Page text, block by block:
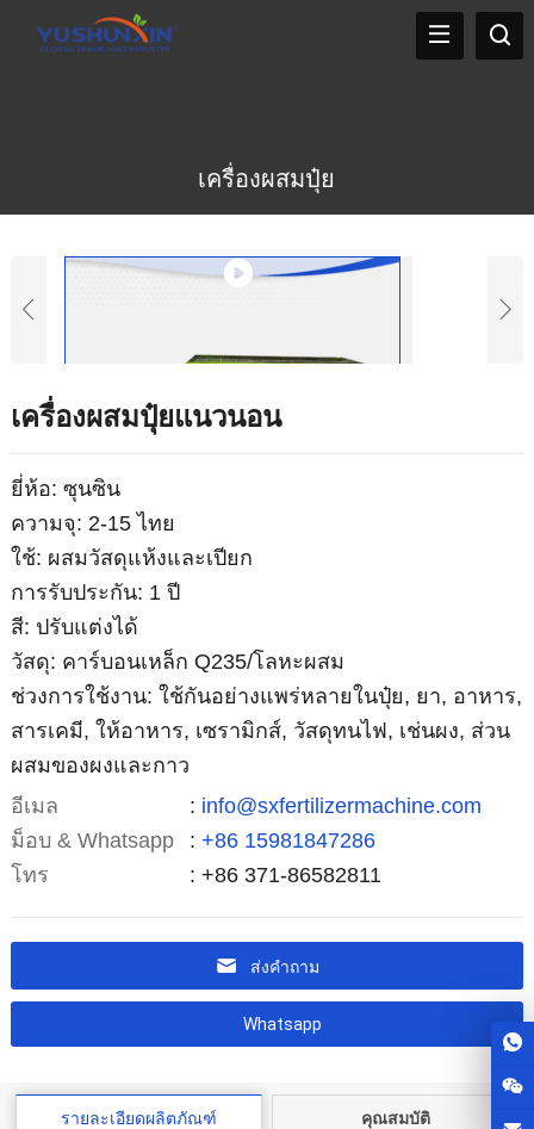
เครื่องผสมปุ๋ย
เครื่องผสมปุ๋ยแนวนอน
ยี่ห้อ: ซุนซิน
ความจุ: 2-15 ไทย
ใช้: ผสมวัสดุแห้งและเปียก
การรับประกัน: 1 ปี
สี: ปรับแต่งได้
วัสดุ: คาร์บอนเหล็ก Q235/โลหะผสม
ช่วงการใช้งาน: ใช้กันอย่างแพร่หลายในปุ๋ย, ยา, อาหาร,
สารเคมี, ให้อาหาร, เซรามิกส์, วัสดุทนไฟ, เช่นผง, ส่วน
ผสมของผงและกาว
อีเมล
: info@sxfertilizermachine.com
ม็อบ & Whatsapp
: +86 15981847286
โทร
: +86 371-86582811
ส่งคำถาม
Whatsapp
รายละเอียดผลิตภัณฑ์ คุณสมบัติ